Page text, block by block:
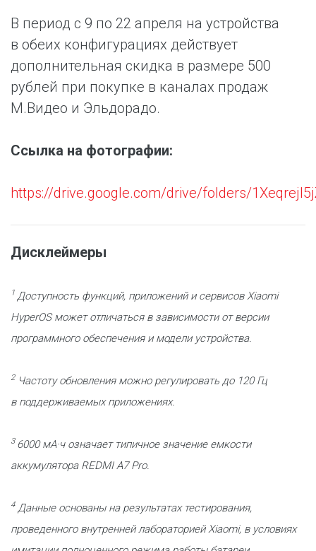
В период с 9 по 22 апреля на устройства
в обеих конфигурациях действует
дополнительная скидка в размере 500
рублей при покупке в каналах продаж
М.Видео и Эльдорадо.
Ссылка на фотографии:
https://drive.google.com/drive/folders/
Дисклеймеры
1 Доступность функций, приложений и сервисов Xiaomi
HyperOS может отличаться в зависимости от версии
программного обеспечения и модели устройства.
2Частоту обновления можно регулировать до 120 Гц
в поддерживаемых приложениях.
3 6000 мА·ч означает типичное значение емкости
аккумулятора REDMI A7 Pro.
4Данные основаны на результатах тестирования,
проведенного внутренней лабораторией Xiaomi, в условиях